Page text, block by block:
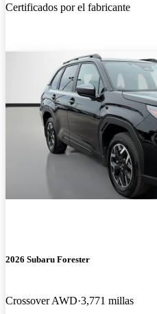
Certificados por el fabricante
2026 Subaru Forester
Crossover AWD 3,771 millas